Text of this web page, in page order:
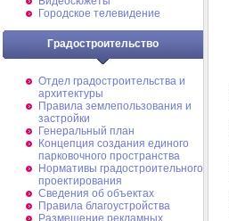
Городское телевидение
Градостроительство
Отдел градостроительства и
архитектуры
Правила землепользования и
застройки
Генеральный план
Концепция создания единого
парковочного пространства
Нормативы градостроительного
проектирования
Сведения об объектах
Правила благоустройства
Размещение рекламных